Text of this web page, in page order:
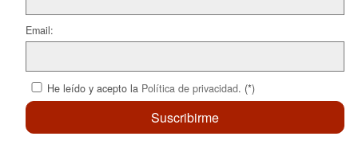
Email:
He leído y acepto la Política de privacidad. (*)